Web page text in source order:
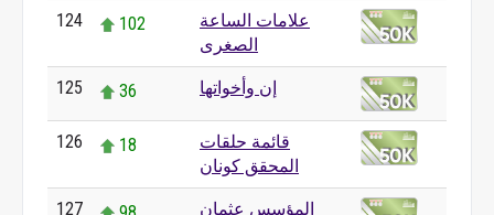
124 102
علامات الساعة
الصغرى
125 36 إن وأخواتها
126 18
قائمة حلقات
المحقق كونان
127
المؤسس عثمان